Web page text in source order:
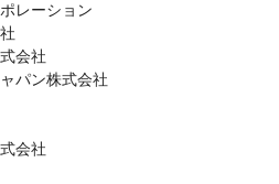
レーション
会社
パン株式会社
会社